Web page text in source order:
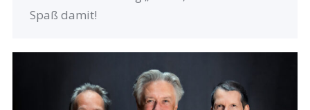
Spaß damit!